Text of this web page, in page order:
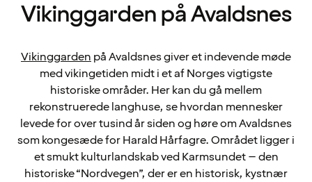
Vikinggarden på Avaldsnes
Vikinggarden på Avaldsnes giver et indevende møde
med vikingetiden midt i et af Norges vigtigste
historiske områder. Her kan du gå mellem
rekonstruerede langhuse, se hvordan mennesker
levede for over tusind år siden og høre om Avaldsnes
som kongesæde for Harald Hårfagre. Området ligger i
et smukt kulturlandskab ved Karmsundet – den
historiske “Nordvegen”, der er en historisk, kystnær